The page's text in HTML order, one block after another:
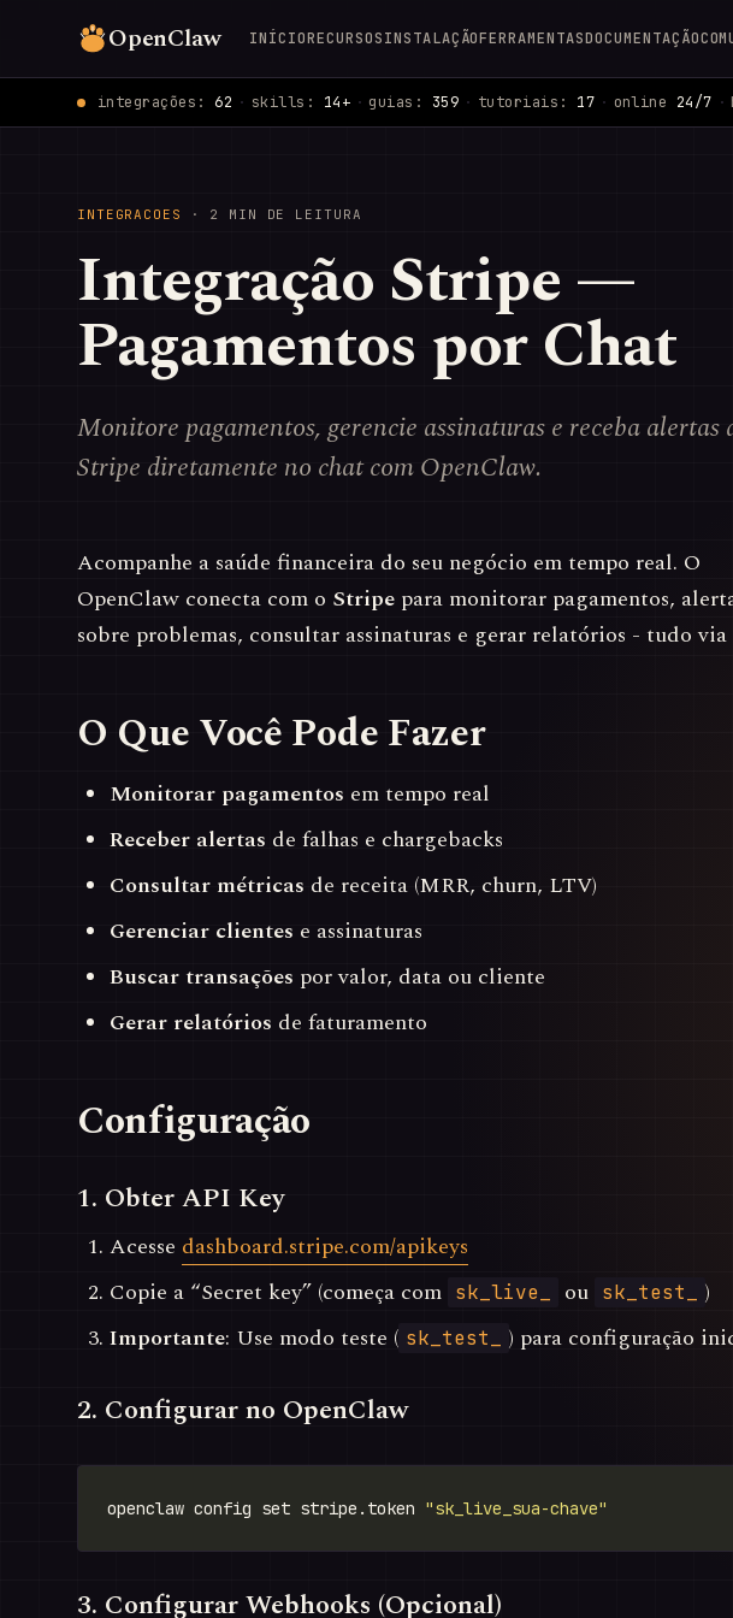
OpenClaw INÍCIORECURSOSINSTALAÇÃOFERRAMENTASDOCUMENTAÇÃO
integrações: 62 · skills: 14+ · guias: 359 · tutoriais: 17 · online 24/7 ·
INTEGRACOES · 2 MIN DE LEITURA
Integração Stripe —
Pagamentos por Chat
Monitore pagamentos, gerencie assinaturas e receba alertas
Stripe diretamente no chat com OpenClaw.
Acompanhe a saúde financeira do seu negócio em tempo real. O
OpenClaw conecta com o Stripe para monitorar pagamentos,
sobre problemas, consultar assinaturas e gerar relatórios - tudo via
O Que Você Pode Fazer
Monitorar pagamentos em tempo real
Receber alertas de falhas e chargebacks
Consultar métricas de receita (MRR, churn, LTV)
Gerenciar clientes e assinaturas
Buscar transações por valor, data ou cliente
Gerar relatórios de faturamento
Configuração
1. Obter API Key
Acesse dashboard.stripe.com/apikeys
Copie a “Secret key” (começa com sk_live_ ou sk_test_
)
Importante: Use modo teste ( sk_test_ ) para configuração
2. Configurar no OpenClaw
openclaw config set stripe.token "sk_live_sua-chave"
3. Configurar Webhooks (Opcional)